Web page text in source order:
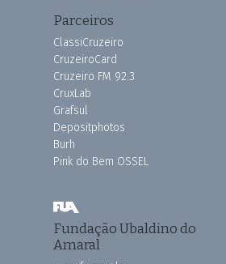
Parceiros
ClassiCruzeiro
CruzeiroCard
Cruzeiro FM 92.3
CruxLab
Grafsul
Depositphotos
Burh
Pink do Bem OSSEL
Fundação Ubaldino do
Amaral